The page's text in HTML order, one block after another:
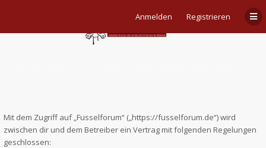
Anmelden Registrieren
Mit dem Zugriff auf „Fusselforum“ („https://fusselforum.de“) wird
zwischen dir und dem Betreiber ein Vertrag mit folgenden Regelungen
geschlossen: